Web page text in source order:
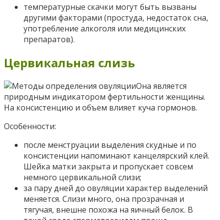
температурные скачки могут быть вызваны
другими факторами (простуда, недостаток сна,
употребление алкоголя или медицинских
препаратов).
Цервикальная слизь
Она является
природным индикатором фертильности женщины.
На консистенцию и объем влияет куча гормонов.
Особенности:
после менструации выделения скудные и по
консистенции напоминают канцелярский клей.
Шейка матки закрыта и пропускает совсем
немного цервикальной слизи;
за пару дней до овуляции характер выделений
меняется. Слизи много, она прозрачная и
тягучая, внешне похожа на яичный белок. В